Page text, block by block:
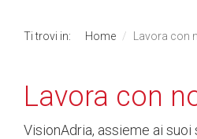
Ti trovi in: Home Lavora con
Lavora con
VisionAdria, assieme ai